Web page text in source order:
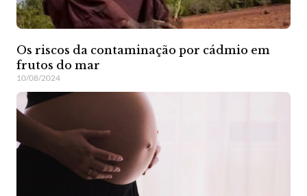
Os riscos da contaminação por cádmio em
frutos do mar
10/08/2024